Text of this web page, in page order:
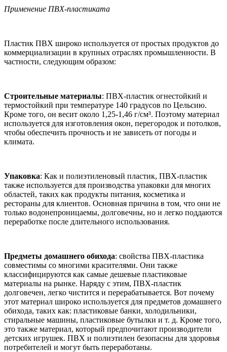
Применение ПВХ-пластиката
Пластик ПВХ широко используется от простых продуктов до
коммерциализации в крупных отраслях промышленности. В
частности, следующим образом:
Строительные материалы: ПВХ-пластик огнестойкий и
термостойкий при температуре 140 градусов по Цельсию.
Кроме того, он весит около 1,25-1,46 г/см³. Поэтому материал
используется для изготовления окон, перегородок и потолков,
чтобы обеспечить прочность и не зависеть от погоды и
климата.
Упаковка: Как и полиэтиленовый пластик, ПВХ-пластик
также используется для производства упаковки для многих
областей, таких как продукты питания, косметика и
рестораны для клиентов. Основная причина в том, что они не
только водонепроницаемы, долговечны, но и легко поддаются
переработке после длительного использования.
Предметы домашнего обихода: свойства ПВХ-пластика
совместимы со многими красителями. Они также
классифицируются как самые дешевые пластиковые
материалы на рынке. Наряду с этим, ПВХ-пластик
долговечен, легко чистится и перерабатывается. Вот почему
этот материал широко используется для предметов домашнего
обихода, таких как: пластиковые банки, холодильники,
стиральные машины, пластиковые бутылки и т. д. Кроме того,
это также материал, который предпочитают производители
детских игрушек. ПВХ и полиэтилен безопасны для здоровья
потребителей и могут быть переработаны.